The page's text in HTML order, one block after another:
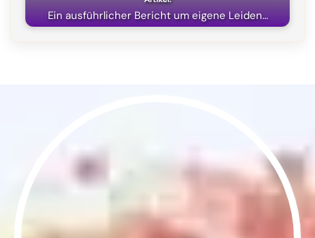
Ein ausführlicher Bericht um eigene Leiden…